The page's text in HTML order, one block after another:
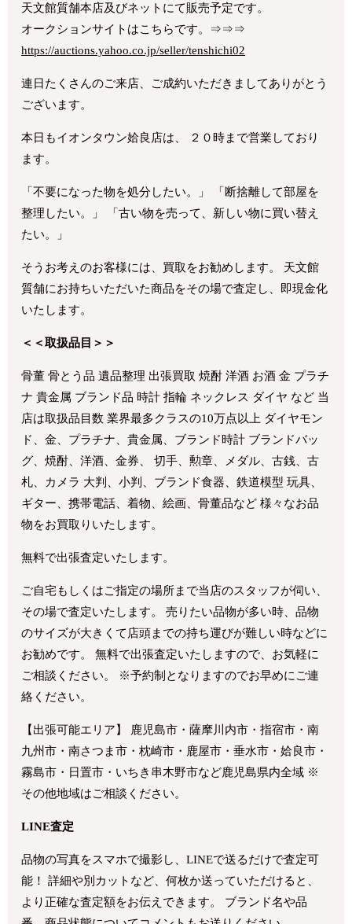
天文館質舗本店及びネットにて販売予定です。
オークションサイトはこちらです。⇒⇒⇒
https://auctions.yahoo.co.jp/seller/tenshichi02
連日たくさんのご来店、ご成約いただきましてありがとう
ございます。
本日もイオンタウン姶良店は、 ２０時まで営業しており
ます。
「不要になった物を処分したい。」 「断捨離して部屋を
整理したい。」 「古い物を売って、新しい物に買い替え
たい。」
そうお考えのお客様には、買取をお勧めします。 天文館
質舗にお持ちいただいた商品をその場で査定し、即現金化
いたします。
＜＜取扱品目＞＞
骨董 骨とう品 遺品整理 出張買取 焼酎 洋酒 お酒 金 プラチ
ナ 貴金属 ブランド品 時計 指輪 ネックレス ダイヤ など 当
店は取扱品目数 業界最多クラスの10万点以上 ダイヤモン
ド、金、プラチナ、貴金属、ブランド時計 ブランドバッ
グ、焼酎、洋酒、金券、 切手、勲章、メダル、古銭、古
札、カメラ 大判、小判、ブランド食器、鉄道模型 玩具、
ギター、携帯電話、着物、絵画、骨董品など 様々なお品
物をお買取りいたします。
無料で出張査定いたします。
ご自宅もしくはご指定の場所まで当店のスタッフが伺い、
その場で査定いたします。 売りたい品物が多い時、品物
のサイズが大きくて店頭までの持ち運びが難しい時などに
お勧めです。 無料で出張査定いたしますので、お気軽に
ご相談ください。 ※予約制となりますのでお早めにご連
絡ください。
【出張可能エリア】 鹿児島市・薩摩川内市・指宿市・南
九州市・南さつま市・枕崎市・鹿屋市・垂水市・姶良市・
霧島市・日置市・いちき串木野市など鹿児島県内全域 ※
その他地域はご相談ください。
LINE査定
品物の写真をスマホで撮影し、LINEで送るだけで査定可
能！ 詳細や別カットなど、何枚か送っていただけると、
より正確な査定額をお伝えできます。 ブランド名や品